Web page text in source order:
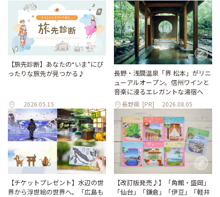
【旅先診断】あなたの“いま”にぴ
ったりな旅先が見つかる♪
2026.05.15
長野・浅間温泉「界 松本」がリニ
ューアルオープン。信州ワインと
音楽に浸るエレガントな湯宿へ
長野県 [PR] 2026.08.05
【チケットプレゼント】水辺の世
界から浮世絵の世界へ。「広島も
【改訂版発売♪】「角館・盛岡」
「仙台」「鎌倉」「伊豆」「軽井